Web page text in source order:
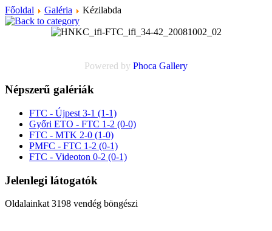
Főoldal Galéria Kézilabda
Powered by Phoca Gallery
Népszerű galériák
FTC - Újpest 3-1 (1-1)
Győri ETO - FTC 1-2 (0-0)
FTC - MTK 2-0 (1-0)
PMFC - FTC 1-2 (0-1)
FTC - Videoton 0-2 (0-1)
Jelenlegi látogatók
Oldalainkat 3198 vendég böngészi